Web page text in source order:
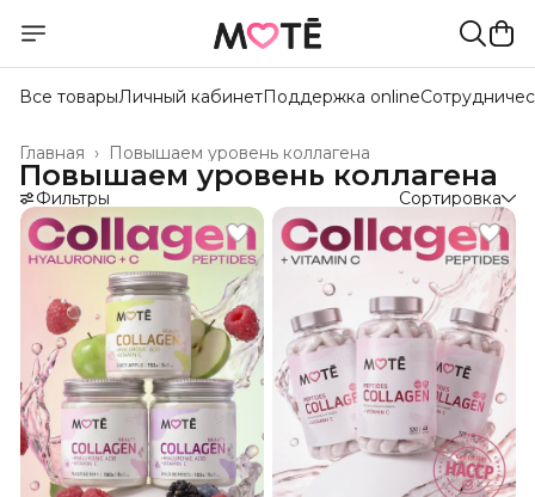
Все товарыЛичный кабинетПоддержка online
Повышаем уровень коллагена
Главная ›
Повышаем уровень коллагена
Фильтры Сортировка